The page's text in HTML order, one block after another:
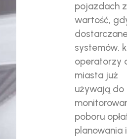
pojazdach
wartość,
systemów,
operatorzy
miasta już
używają do
poboru
planowania i